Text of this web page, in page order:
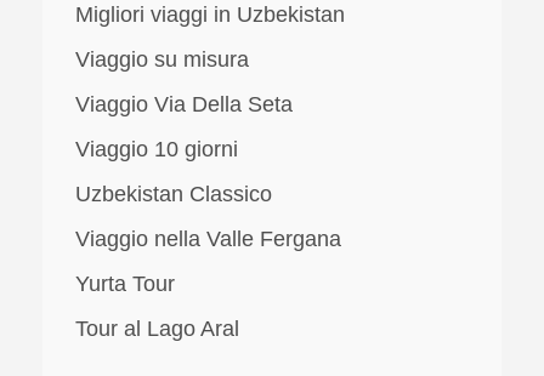
Migliori viaggi in Uzbekistan
Viaggio su misura
Viaggio Via Della Seta
Viaggio 10 giorni
Uzbekistan Classico
Viaggio nella Valle Fergana
Yurta Tour
Tour al Lago Aral